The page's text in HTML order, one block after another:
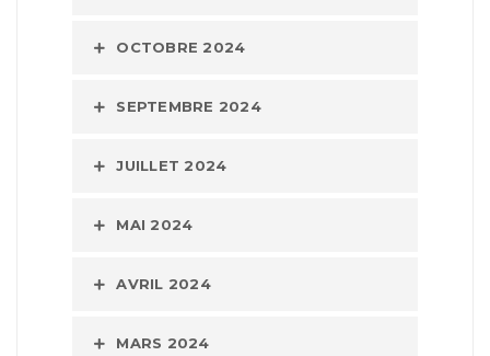
OCTOBRE 2024
SEPTEMBRE 2024
JUILLET 2024
MAI 2024
AVRIL 2024
MARS 2024